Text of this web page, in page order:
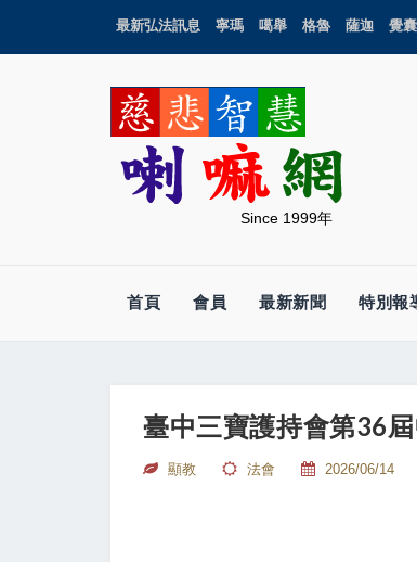
最新弘法訊息 寧瑪 噶舉 格魯 薩迦 覺囊
Since 1999年
首頁 會員 最新新聞 特別報
臺中三寶護持會第36
顯教 法會 2026/06/14